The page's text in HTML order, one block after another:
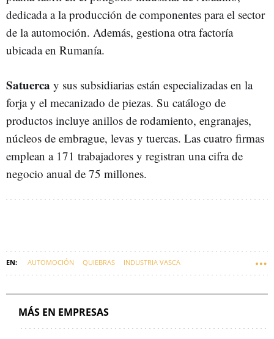
dedicada a la producción de componentes para el sector
de la automoción. Además, gestiona otra factoría
ubicada en Rumanía.
Satuerca y sus subsidiarias están especializadas en la
forja y el mecanizado de piezas. Su catálogo de
productos incluye anillos de rodamiento, engranajes,
núcleos de embrague, levas y tuercas. Las cuatro firmas
emplean a 171 trabajadores y registran una cifra de
negocio anual de 75 millones.
AUTOMOCIÓN QUIEBRAS INDUSTRIA VASCA
MÁS EN EMPRESAS